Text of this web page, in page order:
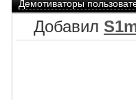
Демотиваторы
Добавил